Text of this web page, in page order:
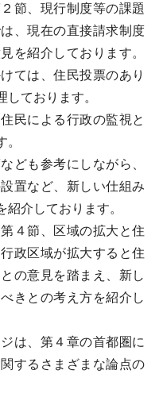
節、現行制度等の課題
、現在の直接請求制度
を紹介しております。
ては、住民投票のあり
ております。
民による行政の監視と
ども参考にしながら、
置など、新しい仕組み
介しております。
４節、区域の拡大と住
政区域が拡大すると住
の意見を踏まえ、新し
きとの考え方を紹介し
は、第４章の首都圏に
するさまざまな論点の